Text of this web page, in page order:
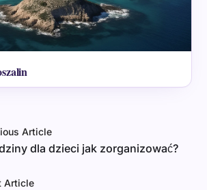
Article
dla dzieci jak zorganizować?
Article